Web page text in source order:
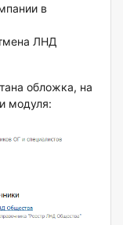
в
ЛНД
обложка, на
модуля: